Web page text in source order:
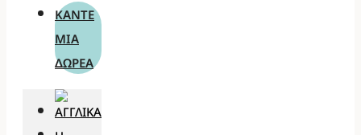
ΚΆΝΤΕ
ΜΊΑ
ΔΩΡΕΆ